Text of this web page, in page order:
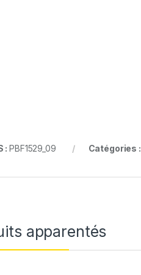
:PBF1529_09 Catégories :
apparentés